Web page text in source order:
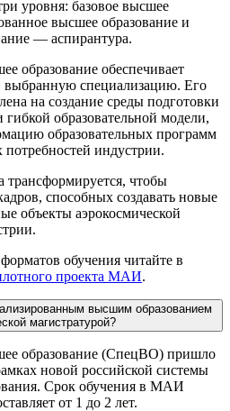
уровня: базовое высшее
высшее образование и
— аспирантура.
образование обеспечивает
выбранную специализацию. Его
на создание среды подготовки
образовательной модели,
образовательных программ
потребностей индустрии.
трансформируется, чтобы
способных создавать новые
объекты аэрокосмической
обучения читайте в
проекта МАИ.
высшим образованием
магистратурой?
образование (СпецВО) пришло
новой российской системы
Срок обучения в МАИ
от 1 до 2 лет.